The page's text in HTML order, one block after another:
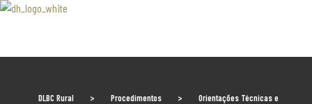
DLBC Rural > Procedimentos >
Orientações Técnicas e